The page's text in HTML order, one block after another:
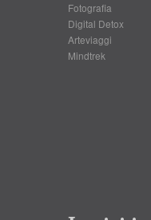
Fotografia
Digital Detox
Arteviaggi
Mindtrek